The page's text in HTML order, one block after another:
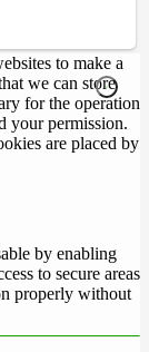
to make a
we can store
for the operation
your permission.
are placed by
by enabling
to secure areas
properly without